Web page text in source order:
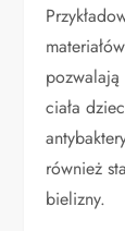
ciała
również
bielizny.